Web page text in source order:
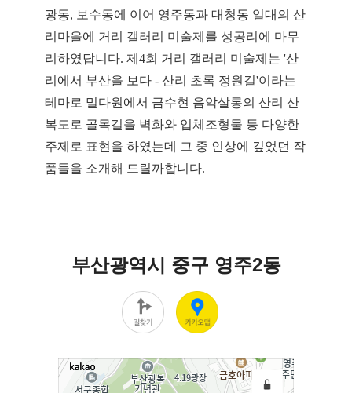
광동, 보수동에 이어 영주동과 대청동 일대의 산
리마을에 거리 갤러리 미술제를 성공리에 마무
리하였답니다. 제4회 거리 갤러리 미술제는 '산
리에서 부산을 보다 - 산리 초록 정원길'이라는
테마로 밀다원에서 금수현 음악살롱의 산리 산
복도로 골목길을 벽화와 입체조형물 등 다양한
주제로 표현을 하였는데 그 중 인상에 깊었던 작
품들을 소개해 드릴까합니다.